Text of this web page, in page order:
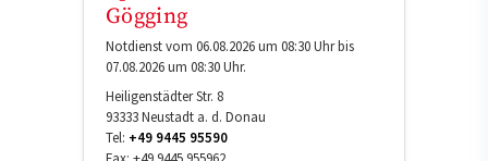
Gögging
Notdienst vom 06.08.2026 um 08:30 Uhr bis
07.08.2026 um 08:30 Uhr.
Heiligenstädter Str. 8
93333Neustadt a. d. Donau
Tel: +49 9445 95590